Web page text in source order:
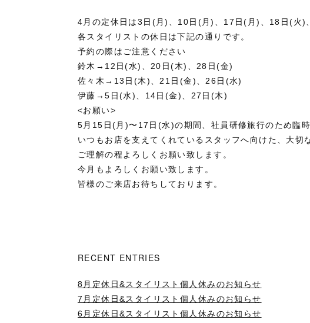
4月の定休日は3日(月)、10日(月)、17日(月)、18日(火)
各スタイリストの休日は下記の通りです。
予約の際はご注意ください
鈴木→12日(水)、20日(木)、28日(金)
佐々木→13日(木)、21日(金)、26日(水)
伊藤→5日(水)、14日(金)、27日(木)
<お願い>
5月15日(月)〜17日(水)の期間、社員研修旅行のため臨時
いつもお店を支えてくれているスタッフへ向けた、大切
ご理解の程よろしくお願い致します。
今月もよろしくお願い致します。
皆様のご来店お待ちしております。
RECENT ENTRIES
8月定休日&スタイリスト個人休みのお知らせ
7月定休日&スタイリスト個人休みのお知らせ
6月定休日&スタイリスト個人休みのお知らせ